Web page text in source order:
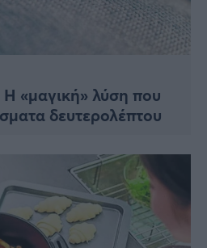
Η «μαγική» λύση που
δευτερολέπτου